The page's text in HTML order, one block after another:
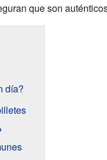
que son
día?